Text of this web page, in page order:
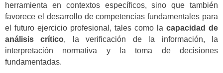
herramienta en contextos específicos, sino que también
favorece el desarrollo de competencias fundamentales para
el futuro ejercicio profesional, tales como la capacidad de
análisis crítico, la verificación de la información, la
interpretación normativa y la toma de decisiones
fundamentadas.